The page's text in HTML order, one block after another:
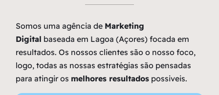
Somos uma agência de Marketing
Digital baseada em Lagoa (Açores) focada em
resultados. Os nossos clientes são o nosso foco,
logo, todas as nossas estratégias são pensadas
para atingir os melhores resultados possiveis.